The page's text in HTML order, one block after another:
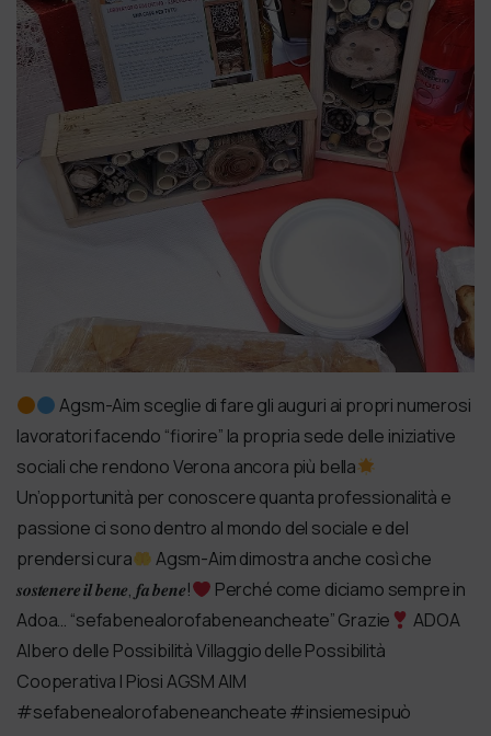
Agsm-Aim sceglie di fare gli auguri ai propri numerosi
lavoratori facendo “fiorire” la propria sede delle iniziative
sociali che rendono Verona ancora più bella
Un’opportunità per conoscere quanta professionalità e
passione ci sono dentro al mondo del sociale e del
prendersi cura
Agsm-Aim dimostra anche così che
𝒔𝒐𝒔𝒕𝒆𝒏𝒆𝒓𝒆 𝒊𝒍 𝒃𝒆𝒏𝒆, 𝒇𝒂 𝒃𝒆𝒏𝒆!
Perché come diciamo sempre in
Adoa… “sefabenealorofabeneancheate” Grazie
ADOA
Albero delle Possibilità Villaggio delle Possibilità
Cooperativa I Piosi AGSM AIM
#sefabenealorofabeneancheate #insiemesipuò